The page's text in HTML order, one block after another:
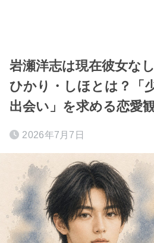
岩瀬洋志は現在彼女な
ひかり・しほとは？「
出会い」を求める恋愛観
2026年7月7日